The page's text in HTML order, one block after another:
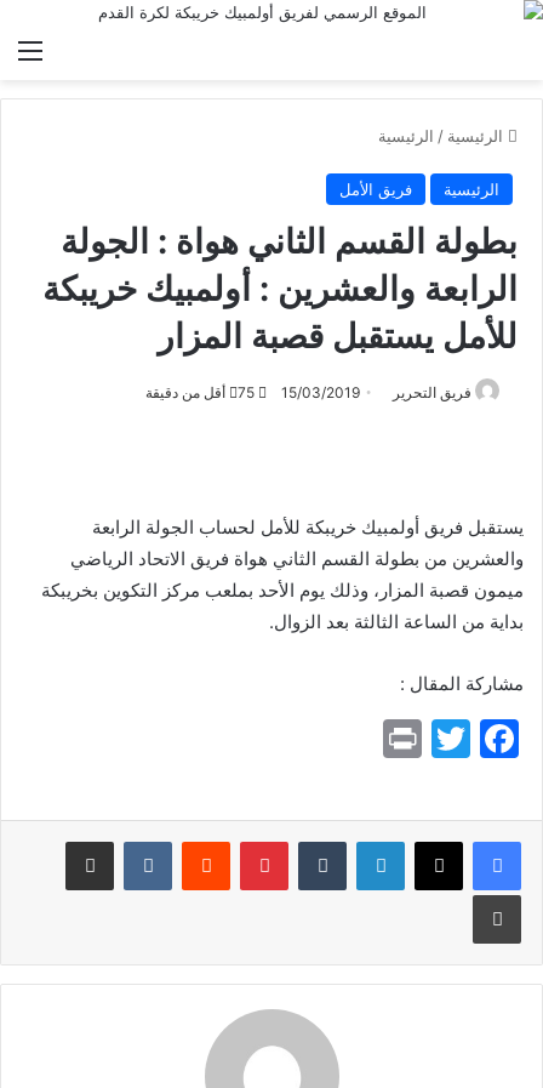
الرئيسية / الرئيسية
الرئيسية فريق الأمل
بطولة القسم الثاني هواة : الجولة
الرابعة والعشرين : أولمبيك خريبكة
للأمل يستقبل قصبة المزار
فريق التحرير 15/03/2019 أقل من دقيقة
يستقبل فريق أولمبيك خريبكة للأمل لحساب الجولة الرابعة
والعشرين من بطولة القسم الثاني هواة فريق الاتحاد الرياضي
ميمون قصبة المزار، وذلك يوم الأحد بملعب مركز التكوين بخريبكة
بداية من الساعة الثالثة بعد الزوال.
مشاركة المقال :
F
c
e
b
o
o
T
itt
er
t
لينكدإن بينتيريست مشاركة عبر البريد
طباعة